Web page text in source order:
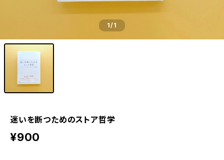
1/1
迷いを断つためのストア哲学
¥900